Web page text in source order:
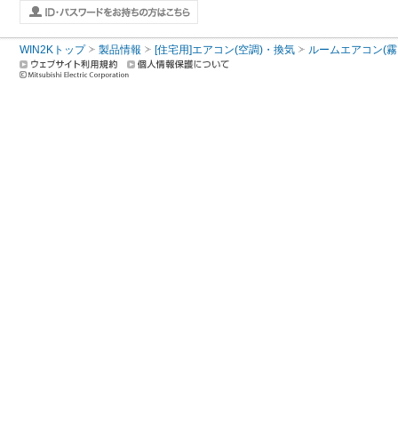
WIN2Kトップ 製品情報 [住宅用]エアコン(空調)・換気 ルームエアコン(